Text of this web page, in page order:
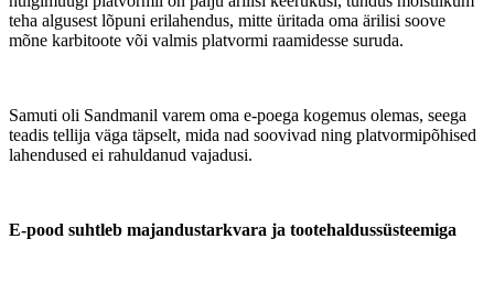
teha algusest lõpuni erilahendus, mitte üritada oma ärilisi soove
mõne karbitoote või valmis platvormi raamidesse suruda.
Samuti oli Sandmanil varem oma e-poega kogemus olemas, seega
teadis tellija väga täpselt, mida nad soovivad ning platvormipõhised
lahendused ei rahuldanud vajadusi.
E-pood suhtleb majandustarkvara ja tootehaldussüsteemiga